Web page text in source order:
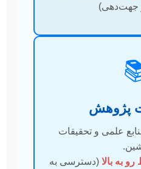
جهت‌دهی)
علمی و تحقیقات
به بالا(دسترسی به